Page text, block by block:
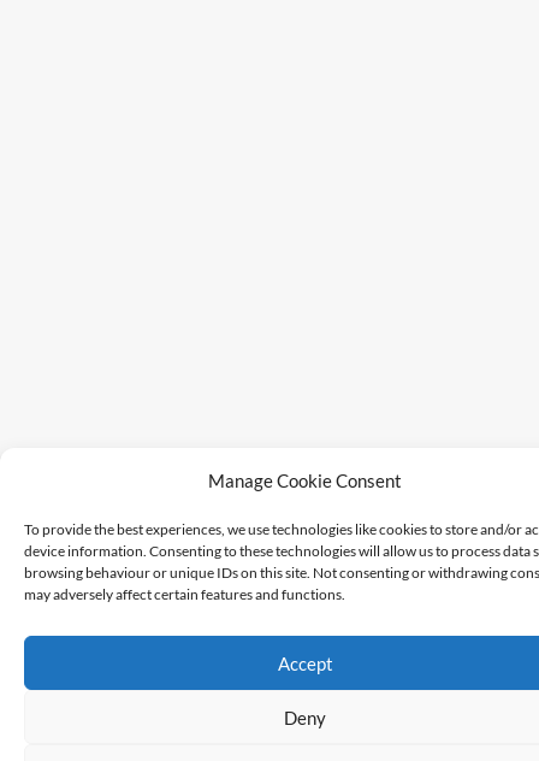
Manage Cookie Consent
To provide the best experiences, we use technologies like cookies to store and/or
device information. Consenting to these technologies will allow us to process data
browsing behaviour or unique IDs on this site. Not consenting or withdrawing
may adversely affect certain features and functions.
Accept
Deny